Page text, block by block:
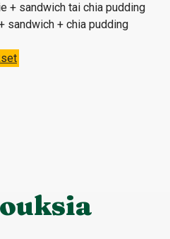
+ sandwich tai chia pudding
sandwich + chia pudding